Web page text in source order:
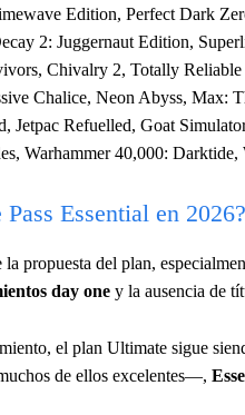
Edition, Perfect Dark
2: Juggernaut Edition,
Chivalry 2, Totally
Chalice, Neon Abyss, Max:
Jetpac Refuelled, Goat
Warhammer 40,000: Darktide,
Essential en 2026?
propuesta del plan,
day one y la ausencia de
el plan Ultimate sigue
de ellos excelentes—,